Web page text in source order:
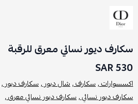
سكارف ديور نسائي معرق للرقبة
530 SAR
اكسسوارات ,سكارف ,شال ديور ,سكارف ديور ,
سكارف ديور نسائي ,سكارف ديور نسائي معرق ,